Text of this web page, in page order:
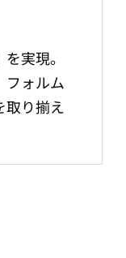
実現。
フォルム
り揃え